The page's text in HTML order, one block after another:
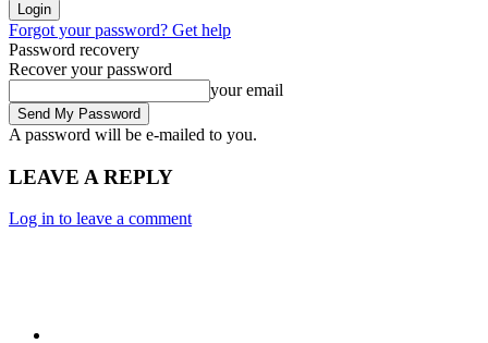
Forgot your password? Get help
Password recovery
Recover your password
your email
A password will be e-mailed to you.
LEAVE A REPLY
Log in to leave a comment